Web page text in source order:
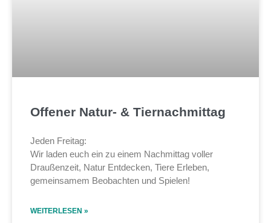
Offener Natur- & Tiernachmittag
Jeden Freitag:
Wir laden euch ein zu einem Nachmittag voller
Draußenzeit, Natur Entdecken, Tiere Erleben,
gemeinsamem Beobachten und Spielen!
WEITERLESEN »